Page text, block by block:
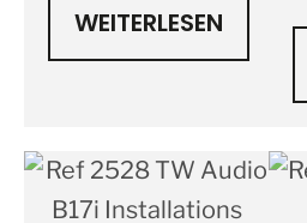
WEITERLESEN